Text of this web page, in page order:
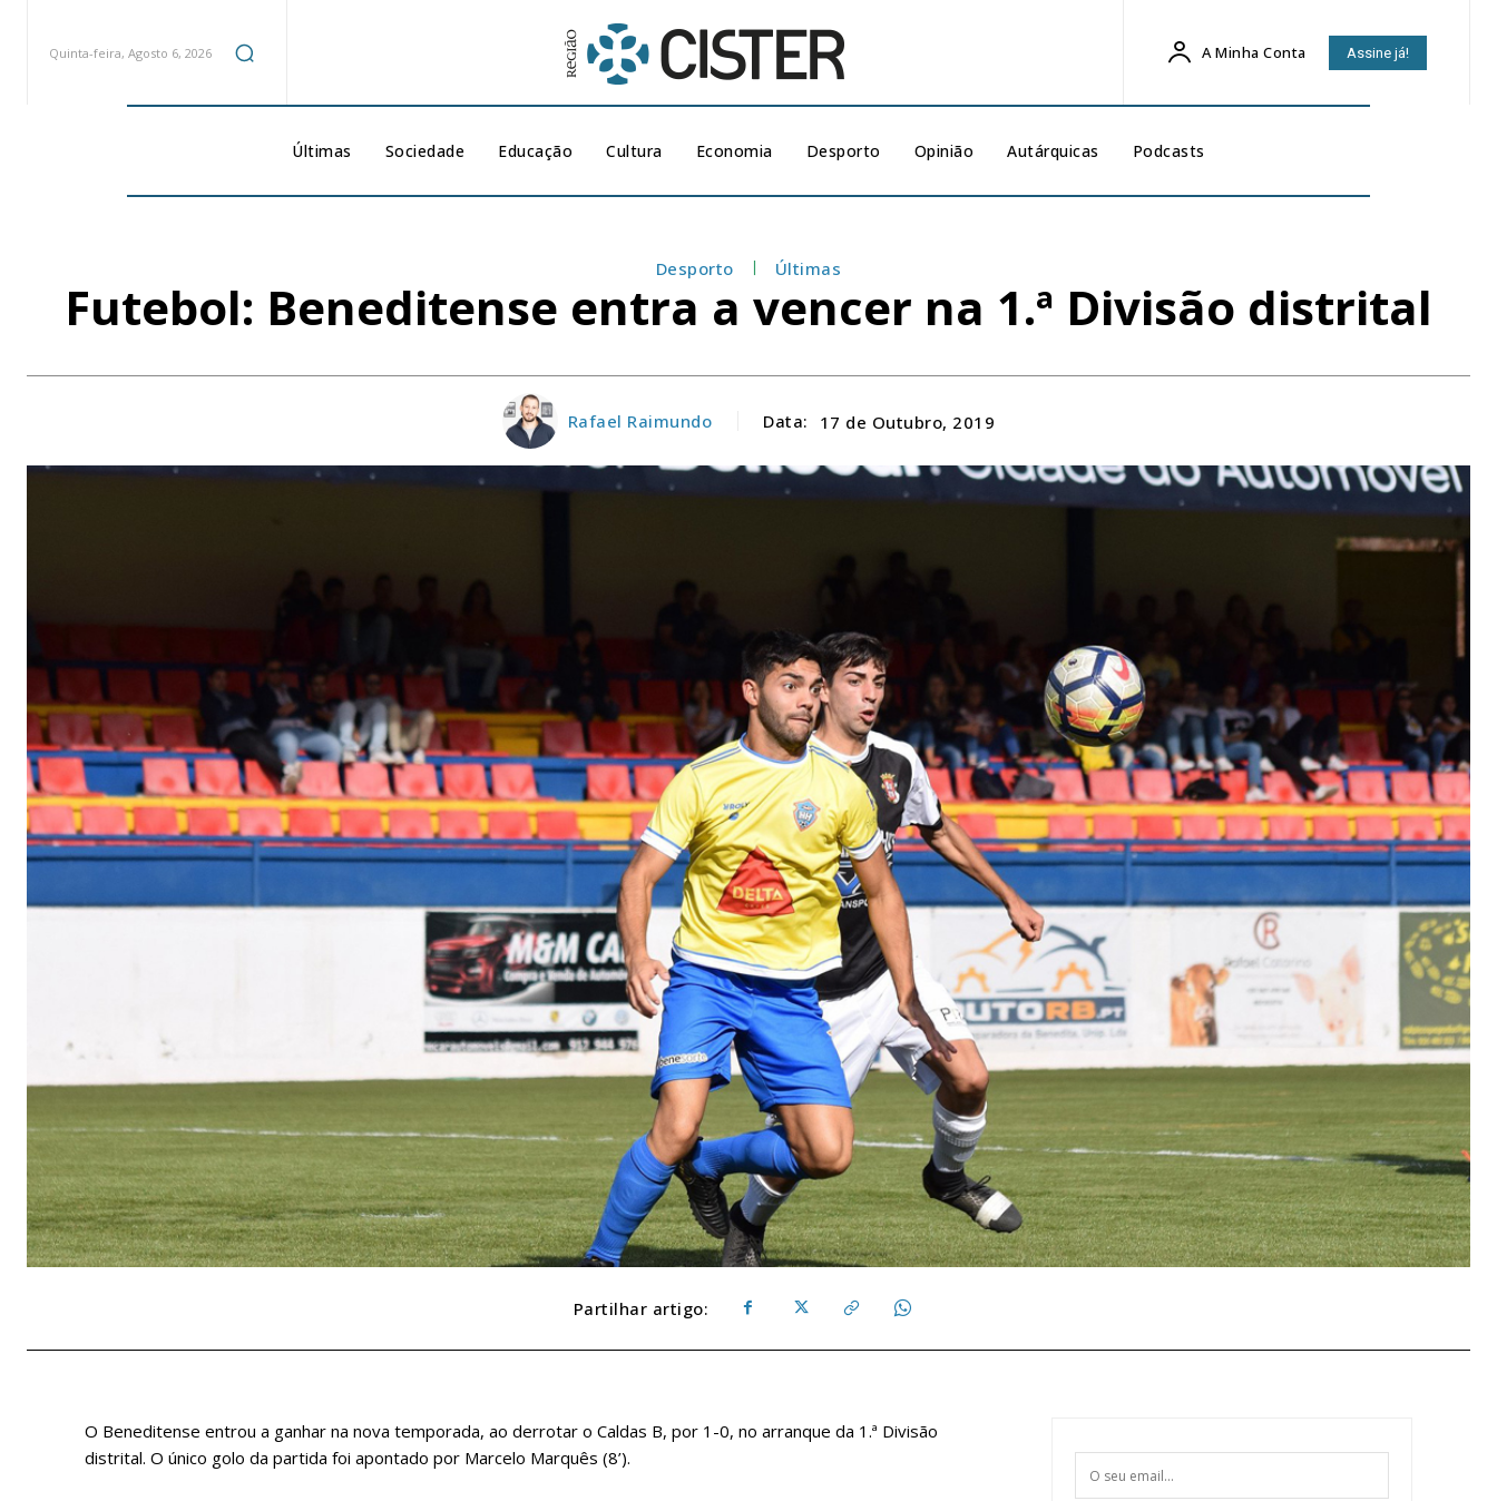
Quinta-feira, Agosto 6, 2026 A Minha Conta Assine já!
Últimas Sociedade Educação Cultura Economia Desporto Opinião Autárquicas Podcasts
Desporto Últimas
Futebol: Beneditense entra a vencer na 1.ª Divisão distrital
Rafael Raimundo Data: 17 de Outubro, 2019
Partilhar artigo:
O Beneditense entrou a ganhar na nova temporada, ao derrotar o Caldas B, por 1-0, no arranque da 1.ª Divisão
distrital. O único golo da partida foi apontado por Marcelo Marquês (8’).